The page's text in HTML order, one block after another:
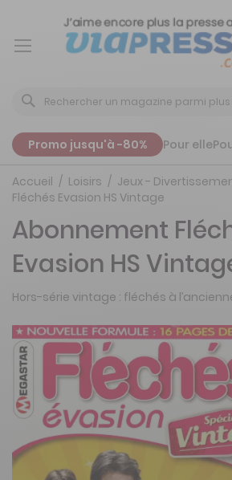
Promo jusqu'à -80% Pour elle
Accueil Loisirs
Jeux -
Fléchés Evasion HS Vintage
Abonnement
Evasion HS
Hors-série vintage : fléchés à